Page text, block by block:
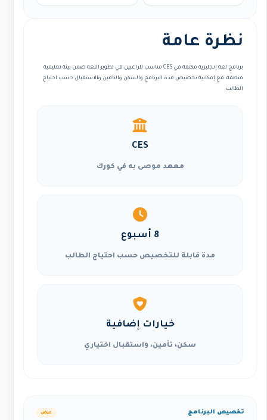
نظرة عامة
برنامج لغة إنجليزية مكثفة في CES مناسب للراغبين في تطوير اللغة ضمن بيئة تعليمية
منظمة، مع إمكانية تخصيص مدة البرنامج والسكن والتأمين والاستقبال حسب احتياج
الطالب.
CES
معهد موصى به في كورك
8 أسبوع
مدة قابلة للتخصيص حسب احتياج الطالب
خيارات إضافية
سكن، تأمين، واستقبال اختياري
تخصيص البرنامج عرض